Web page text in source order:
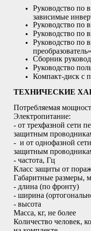
Руководство по
зависимые
Руководство по
Руководство по
Руководство по
преобразователь»
Сборник
Руководство
Компакт-диск с
ТЕХНИЧЕСКИЕ
Потребляемая
- от трехфазной сети
защитным
- и от однофазной
защитным
- частота, Гц
Класс защиты от
-
- ширина
- высота
Масса, кг, не более
Количество человек,